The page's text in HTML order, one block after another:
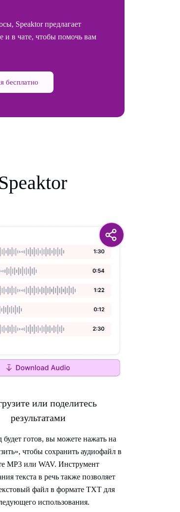
Speaktor предлагает
и в чате, чтобы помочь вам
бесплатно
или поделитесь
результатами
будет готов, вы можете нажать на
чтобы сохранить аудиофайл в
MP3 или WAV. Инструмент
текста в речь также позволяет
файл в формате TXT для
использования.